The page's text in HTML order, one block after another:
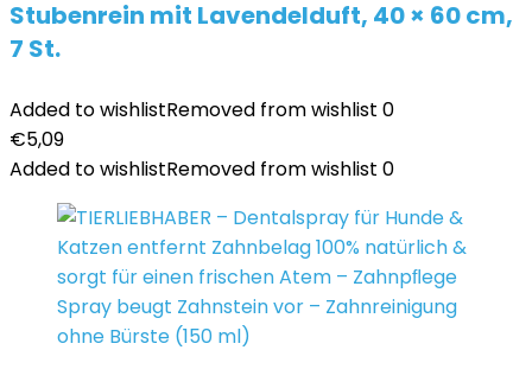
Stubenrein mit Lavendelduft, 40 × 60 cm,
7 St.
Added to wishlistRemoved from wishlist 0
€5,09
Added to wishlistRemoved from wishlist 0